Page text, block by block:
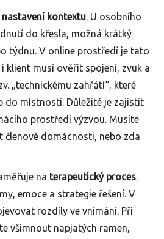
kontextu. U osobního
do křesla, možná krátký
týdnu. V online prostředí je tato
klient musí ověřit spojení, zvuk a
„technickému zahřátí“, které
do místnosti. Důležité je zajistit
prostředí výzvou. Musíte
domácnosti, nebo zda
na terapeutický proces.
emoce a strategie řešení. V
rozdíly ve vnímání. Při
všimnout napjatých ramen,